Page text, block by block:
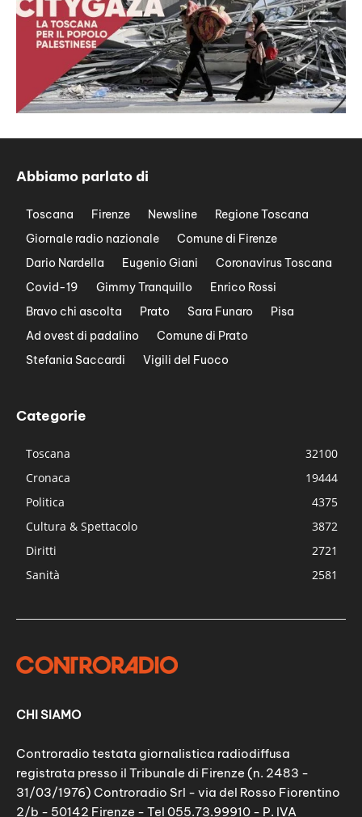
Abbiamo parlato di
Toscana Firenze Newsline
Regione Toscana
Giornale radio nazionale
Comune di Firenze
Dario Nardella
Eugenio Giani
Coronavirus Toscana
Covid-19
Gimmy Tranquillo
Enrico Rossi
Bravo chi ascolta
Prato Sara Funaro
Pisa
Ad ovest di padalino
Comune di Prato
Stefania Saccardi
Vigili del Fuoco
Categorie
Toscana
32100
Cronaca
19444
Politica
4375
Cultura & Spettacolo
3872
Diritti
2721
Sanità
2581
CHI SIAMO
Controradio testata giornalistica radiodiffusa
registrata presso il Tribunale di Firenze (n. 2483 -
31/03/1976) Controradio Srl - via del Rosso Fiorentino
2/b - 50142 Firenze - Tel 055.73.99910 - P. IVA